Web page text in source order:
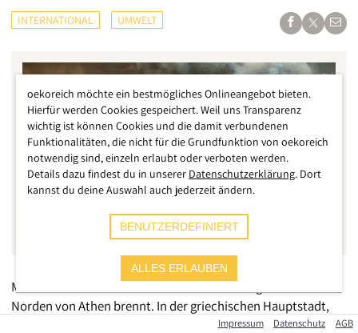
INTERNATIONAL UMWELT
Mit solchen Aufnahmen hätte wohl niemand gerechnet – der
Norden von Athen brennt. In der griechischen Hauptstadt,
die über 3 Millionen Menschen beheimatet, breitet sich
Impressum Datenschutz AGB
oekoreich möchte ein bestmögliches Onlineangebot bieten.
Hierfür werden Cookies gespeichert. Weil uns Transparenz
wichtig ist können Cookies und die damit verbundenen
Funktionalitäten, die nicht für die Grundfunktion von oekoreich
notwendig sind, einzeln erlaubt oder verboten werden.
Details dazu findest du in unserer Datenschutzerklärung. Dort
kannst du deine Auswahl auch jederzeit ändern.
BENUTZERDEFINIERT
ALLES ERLAUBEN